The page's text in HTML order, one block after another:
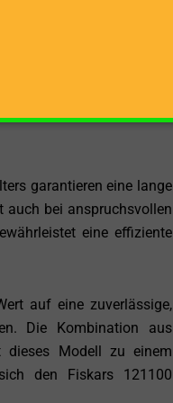
Diese leichte
zu verwenden. Die
kompakte und dennoch
garantieren eine lange
auch bei anspruchsvollen
eine effiziente
auf eine zuverlässige,
Die Kombination aus
dieses Modell zu einem
den Fiskars 121100